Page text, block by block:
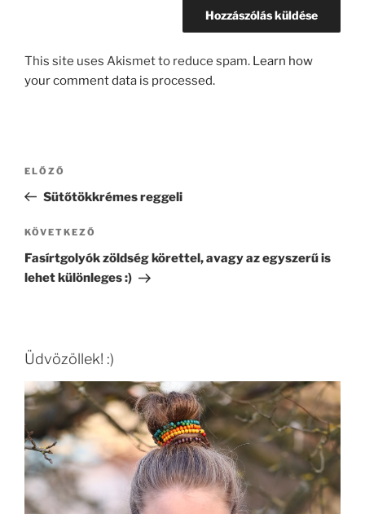
This site uses Akismet to reduce spam. Learn how
your comment data is processed.
Bejegyzés
Korábbi
bejegyzés
ELŐZŐ
Sütőtökkrémes reggeli
Következő
bejegyzés
KÖVETKEZŐ
Fasírtgolyók zöldség körettel, avagy az egyszerű is
lehet különleges :)
Üdvözöllek! :)